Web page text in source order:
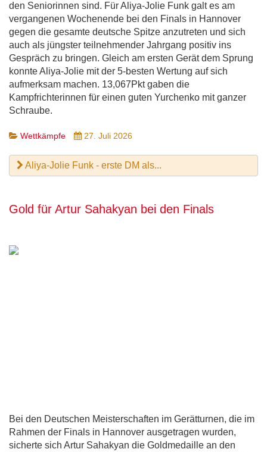
den Seniorinnen sind. Für Aliya-Jolie Funk galt es am
vergangenen Wochenende bei den Finals in Hannover
gegen die gesamte deutsche Spitze anzutreten und sich
auch als jüngster teilnehmender Jahrgang positiv ins
Gespräch zu bringen. Gleich am ersten Gerät dem Sprung
konnte Aliya-Jolie mit der 5-besten Wertung auf sich
aufmerksam machen. 13,067Pkt gaben die
Kampfrichterinnen für einen guten Yurchenko mit ganzer
Schraube.
Wettkämpfe 27. Juli 2026
Aliya-Jolie Funk - erste DM als...
Gold für Artur Sahakyan bei den Finals
Bei den Deutschen Meisterschaften im Gerätturnen, die im
Rahmen der Finals in Hannover ausgetragen wurden,
sicherte sich Artur Sahakyan die Goldmedaille an den